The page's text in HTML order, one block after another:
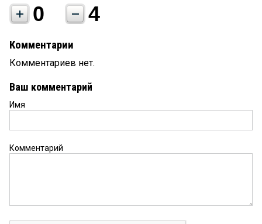
0 4
Комментарии
Комментариев нет.
Ваш комментарий
Имя
Комментарий